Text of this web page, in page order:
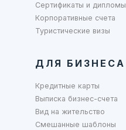
Сертификаты и дипломы
Корпоративные счета
Туристические визы
ДЛЯ БИЗНЕСА
Кредитные карты
Выписка бизнес-счета
Вид на жительство
Смешанные шаблоны